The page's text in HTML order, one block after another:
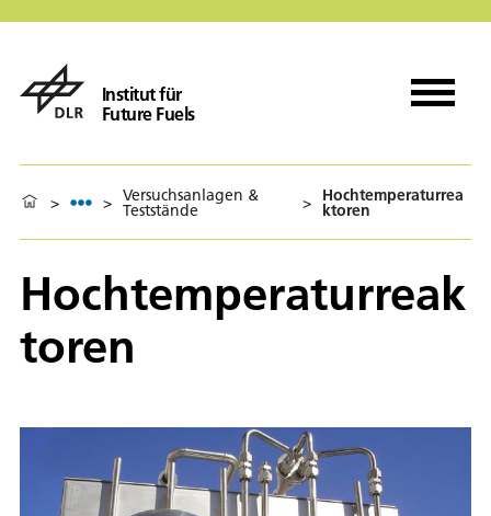
Institut für
Future Fuels
> > Versuchsanlagen &
Teststände > Hochtemperaturrea
ktoren
Hochtemperaturreak
toren